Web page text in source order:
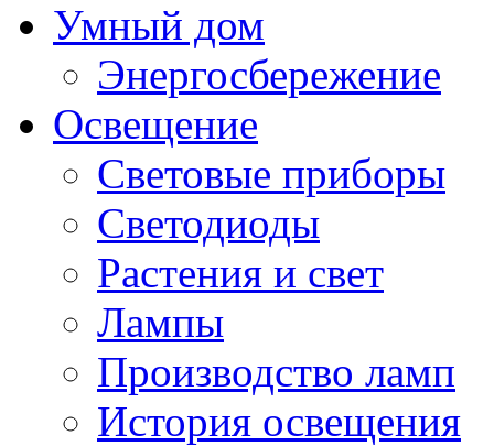
Умный дом
Энергосбережение
Освещение
Световые приборы
Светодиоды
Растения и свет
Лампы
Производство ламп
История освещения